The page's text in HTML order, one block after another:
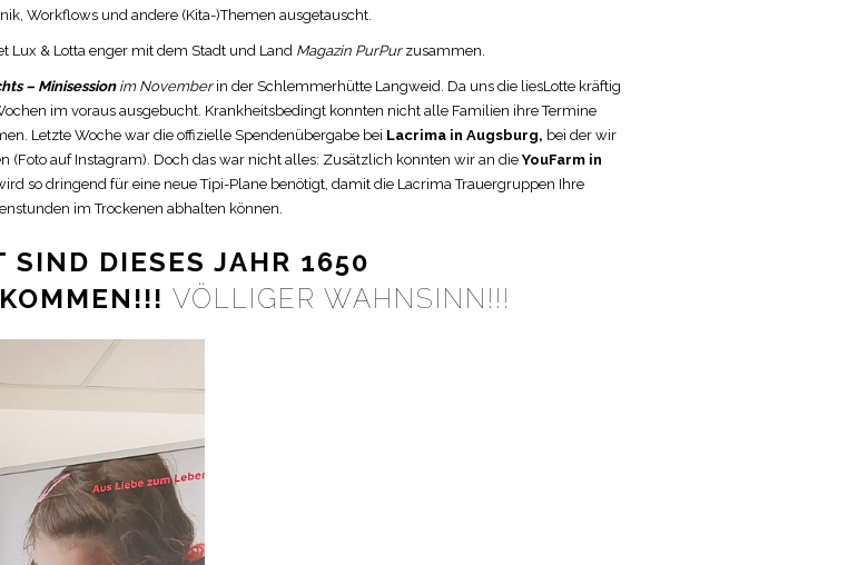
Workflows und andere (Kita-)Themen ausgetauscht.
Lux & Lotta enger mit dem Stadt und Land Magazin PurPurzusammen.
– Minisession im Novemberin der Schlemmerhütte Langweid. Da uns die liesLotte kräftig
im voraus ausgebucht. Krankheitsbedingt konnten nicht alle Familien ihre Termine
Letzte Woche war die offizielle Spendenübergabe bei Lacrima in Augsburg, bei der wir
(Foto auf Instagram). Doch das war nicht alles: Zusätzlich konnten wir an dieYouFarm in
so dringend für eine neue Tipi-Plane benötigt, damit die Lacrima Trauergruppen Ihre
im Trockenen abhalten können.
SIND DIESES JAHR 1650
VÖLLIGER WAHNSINN!!!